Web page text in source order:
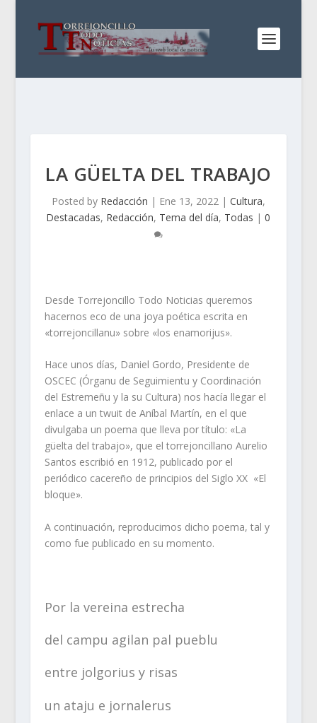
LA GÜELTA DEL TRABAJO
Posted by Redacción | Ene 13, 2022| Cultura,
Destacadas, Redacción, Tema del día, Todas |0
Desde Torrejoncillo Todo Noticias queremos
hacernos eco de una joya poética escrita en
«torrejoncillanu» sobre «los enamorijus».
Hace unos días, Daniel Gordo, Presidente de
OSCEC (Órganu de Seguimientu y Coordinación
del Estremeñu y la su Cultura) nos hacía llegar el
enlace a un twuit de Aníbal Martín, en el que
divulgaba un poema que lleva por título: «La
güelta del trabajo», que el torrejoncillano Aurelio
Santos escribió en 1912, publicado por el
periódico cacereño de principios del Siglo XX «El
bloque».
A continuación, reproducimos dicho poema, tal y
como fue publicado en su momento.
Por la vereina estrecha
del campu agilan pal pueblu
entre jolgorius y risas
un ataju e jornalerus